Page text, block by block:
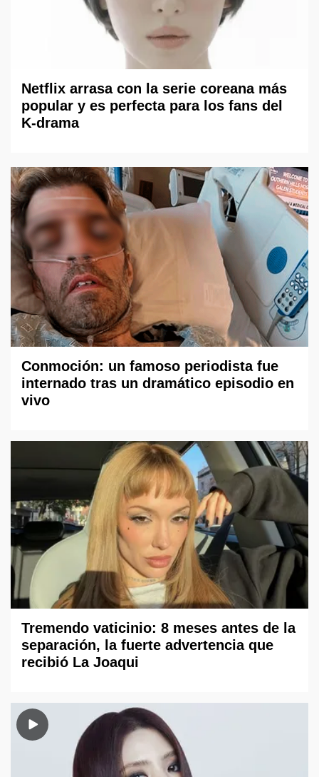
Netflix arrasa con la serie coreana más
popular y es perfecta para los fans del
K-drama
Conmoción: un famoso periodista fue
internado tras un dramático episodio en
vivo
Tremendo vaticinio: 8 meses antes de la
separación, la fuerte advertencia que
recibió La Joaqui